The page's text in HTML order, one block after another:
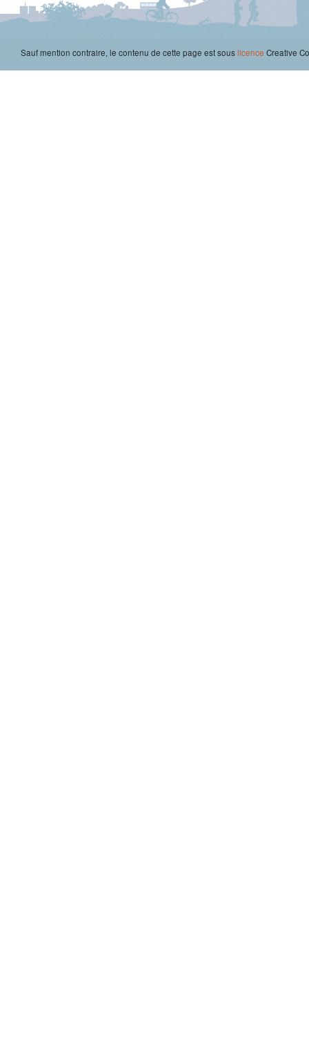
Sauf mention contraire, le contenu de cette page est souslicence Creative